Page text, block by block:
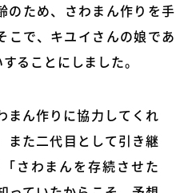
のため、さわまん作りを手
こで、キユイさんの娘であ
ることにしました。
まん作りに協力してくれ
また二代目として引き継
さわまんを存続させた